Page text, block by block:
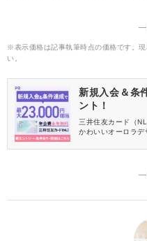
―
※表示価格は記事執筆時点の価格です。
い。
新規入会＆条
ント！
三井住友カード（
かわいいオーロラデ
―